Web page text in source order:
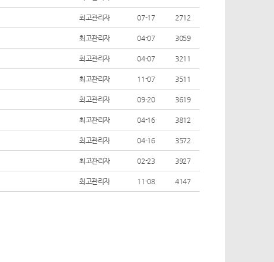
최고관리자 07-17 2712
최고관리자 04-07 3059
최고관리자 04-07 3211
최고관리자 11-07 3511
최고관리자 09-20 3619
최고관리자 04-16 3812
최고관리자 04-16 3572
최고관리자 02-23 3927
최고관리자 11-08 4147